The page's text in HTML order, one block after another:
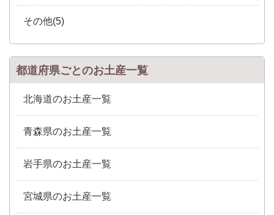
その他(5)
都道府県ごとのお土産一覧
北海道のお土産一覧
青森県のお土産一覧
岩手県のお土産一覧
宮城県のお土産一覧